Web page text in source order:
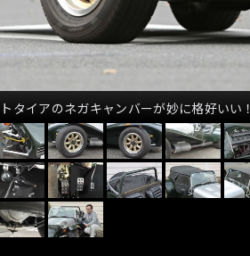
タイアのネガキャンバーが妙に格好いい！